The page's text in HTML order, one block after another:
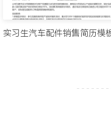
工作业绩：
1.连续X年超额完成公司
3.通过优化库存结构与